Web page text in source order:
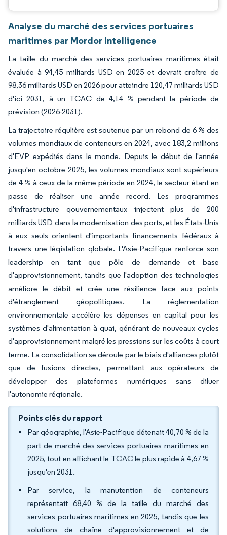
Analyse du marché des services portuaires
maritimes par Mordor Intelligence
La taille du marché des services portuaires maritimes était
évaluée à 94,45 milliards USD en 2025 et devrait croître de
98,36 milliards USD en 2026 pour atteindre 120,47 milliards USD
d'ici 2031, à un TCAC de 4,14 % pendant la période de
prévision (2026-2031).
La trajectoire régulière est soutenue par un rebond de 6 % des
volumes mondiaux de conteneurs en 2024, avec 183,2 millions
d'EVP expédiés dans le monde. Depuis le début de l'année
jusqu'en octobre 2025, les volumes mondiaux sont supérieurs
de 4 % à ceux de la même période en 2024, le secteur étant en
passe de réaliser une année record. Les programmes
d'infrastructure gouvernementaux injectent plus de 200
milliards USD dans la modernisation des ports, et les États-Unis
à eux seuls orientent d'importants financements fédéraux à
travers une législation globale. L'Asie-Pacifique renforce son
leadership en tant que pôle de demande et base
d'approvisionnement, tandis que l'adoption des technologies
améliore le débit et crée une résilience face aux points
d'étranglement géopolitiques. La réglementation
environnementale accélère les dépenses en capital pour les
systèmes d'alimentation à quai, générant de nouveaux cycles
d'approvisionnement malgré les pressions sur les coûts à court
terme. La consolidation se déroule par le biais d'alliances plutôt
que de fusions directes, permettant aux opérateurs de
développer des plateformes numériques sans diluer
l'autonomie régionale.
Points clés du rapport
Par géographie, l'Asie-Pacifique détenait 40,70 % de la
part de marché des services portuaires maritimes en
2025, tout en affichant le TCAC le plus rapide à 4,67 %
jusqu'en 2031.
Par service, la manutention de conteneurs
représentait 68,40 % de la taille du marché des
services portuaires maritimes en 2025, tandis que les
solutions de chaîne d'approvisionnement et de